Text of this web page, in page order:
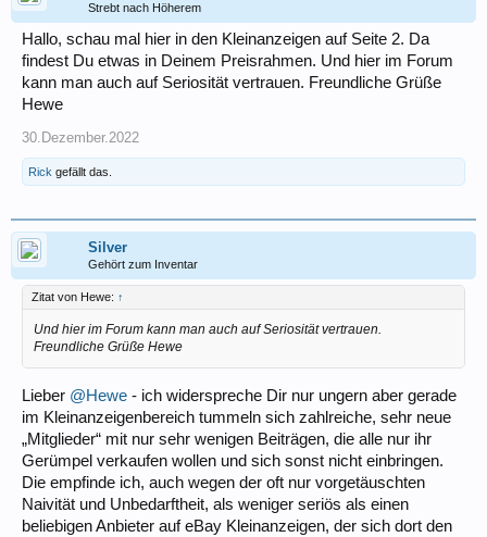
Strebt nach Höherem
Hallo, schau mal hier in den Kleinanzeigen auf Seite 2. Da
findest Du etwas in Deinem Preisrahmen. Und hier im Forum
kann man auch auf Seriosität vertrauen. Freundliche Grüße
Hewe
30.Dezember.2022
Rick gefällt das.
Silver
Gehört zum Inventar
Zitat von Hewe: ↑
Und hier im Forum kann man auch auf Seriosität vertrauen.
Freundliche Grüße Hewe
Lieber @Hewe - ich widerspreche Dir nur ungern aber gerade
im Kleinanzeigenbereich tummeln sich zahlreiche, sehr neue
„Mitglieder“ mit nur sehr wenigen Beiträgen, die alle nur ihr
Gerümpel verkaufen wollen und sich sonst nicht einbringen.
Die empfinde ich, auch wegen der oft nur vorgetäuschten
Naivität und Unbedarftheit, als weniger seriös als einen
beliebigen Anbieter auf eBay Kleinanzeigen, der sich dort den